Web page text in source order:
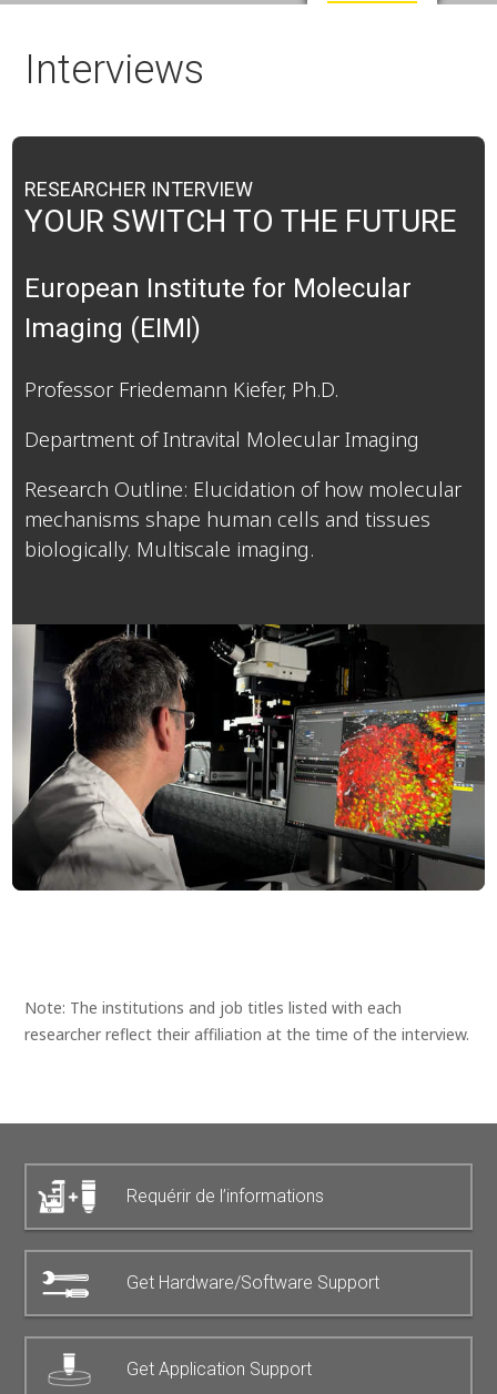
Interviews
RESEARCHER INTERVIEW
YOUR SWITCH TO THE FUTURE
European Institute for Molecular
Imaging (EIMI)
Professor Friedemann Kiefer, Ph.D.
Department of Intravital Molecular Imaging
Research Outline: Elucidation of how molecular
mechanisms shape human cells and tissues
biologically. Multiscale imaging.
Note: The institutions and job titles listed with each
researcher reflect their affiliation at the time of the interview.
Requérir de l’informations
Get Hardware/Software Support
Get Application Support